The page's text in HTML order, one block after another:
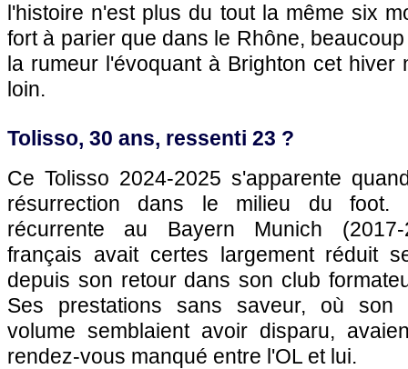
l'histoire n'est plus du tout la même six
fort à parier que dans le Rhône,
la rumeur l'évoquant à Brighton cet hiver
loin.
Tolisso, 30 ans, ressenti 23 ?
Ce Tolisso 2024-2025 s'apparente
résurrection dans le milieu du foot.
récurrente au Bayern Munich (2017-
français avait certes largement réduit
depuis son retour dans son club
Ses prestations sans saveur, où son
volume semblaient avoir disparu,
rendez-vous manqué entre l'OL et lui.